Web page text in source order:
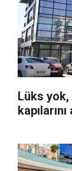
Lüks
kapılarını